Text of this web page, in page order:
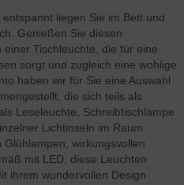
liegen Sie im Bett und
Genießen Sie diesen
Tischleuchte, die für eine
sorgt und zugleich eine wohlige
haben wir für Sie eine Auswahl
die sich teils als
Leseleuchte, Schreibtischlampe
Lichtinseln im Raum
wirkungsvollen
mit LED, diese Leuchten
ihrem wundervollen Design